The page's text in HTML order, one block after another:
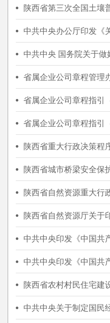
省属企业公司章程管理
省属企业公司章程指引
陕西省重大行政决策程
陕西省城市桥梁安全保
陕西省自然资源重大行